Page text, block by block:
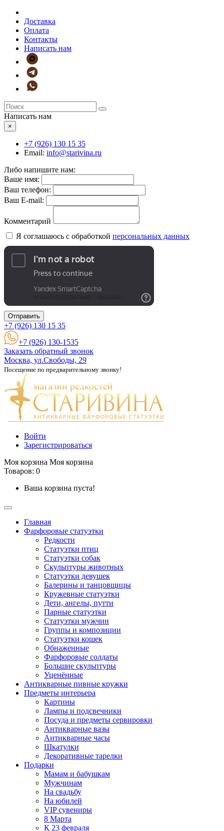
Доставка
Оплата
Контакты
Написать нам
Написать нам
×
+7 (926) 130 15 35
Email: info@starivina.ru
Либо напишите нам:
Ваше имя:
Ваш телефон:
Ваш E-mail:
Комментарий
Я соглашаюсь с обработкой персональных данных
Отправить
+7 (926) 130 15 35
+7 (926) 130-1535
Заказать обратный звонок
Москва, ул.Свободы, 29
Посещение по предварительному звонку!
Войти
Зарегистрироваться
Моя корзина Моя корзина
Товаров: 0
Ваша корзина пуста!
Главная
Фарфоровые статуэтки
Редкости
Cтатуэтки птиц
Cтатуэтки собак
Скульптуры животных
Статуэтки девушек
Балерины и танцовщицы
Кружевные статуэтки
Дети, ангелы, путти
Парные статуэтки
Статуэтки мужчин
Группы и композиции
Статуэтки кошек
Обнаженные
Фарфоровые солдаты
Большие скульптуры
Уценённые
Антикварные пивные кружки
Предметы интерьера
Картины
Лампы и подсвечники
Посуда и предметы сервировки
Антикварные вазы
Антикварные часы
Шкатулки
Декоративные тарелки
Подарки
Мамам и бабушкам
Мужчинам
На свадьбу
На юбилей
VIP сувениры
8 Марта
К 23 февраля